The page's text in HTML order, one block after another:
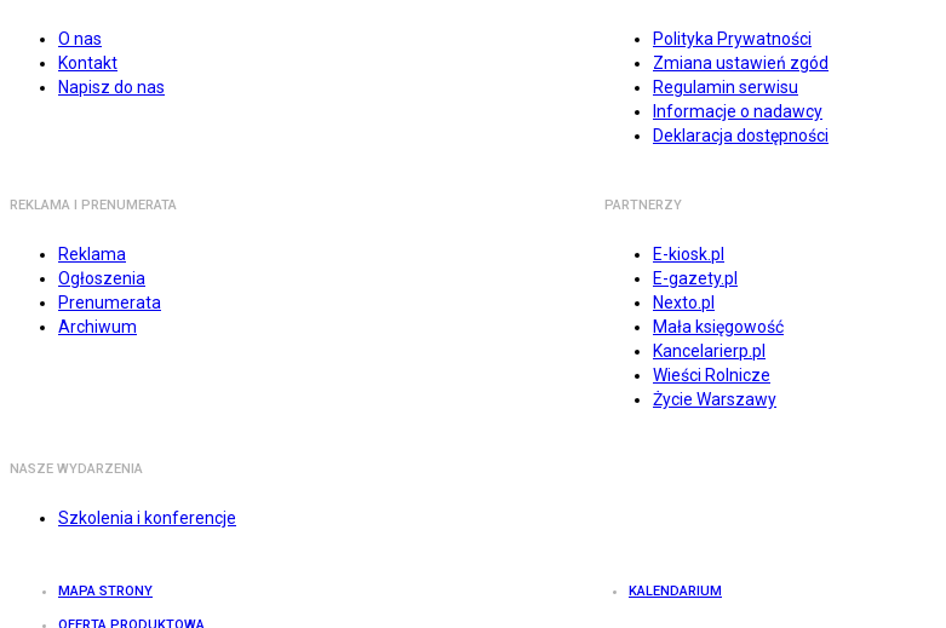
O nas
Kontakt
Napisz do nas
Polityka Prywatności
Zmiana ustawień zgód
Regulamin serwisu
Informacje o nadawcy
Deklaracja dostępności
REKLAMA I PRENUMERATA
Reklama
Ogłoszenia
Prenumerata
Archiwum
PARTNERZY
E-kiosk.pl
E-gazety.pl
Nexto.pl
Mała księgowość
Kancelarierp.pl
Wieści Rolnicze
Życie Warszawy
NASZE WYDARZENIA
Szkolenia i konferencje
MAPA STRONY KALENDARIUM